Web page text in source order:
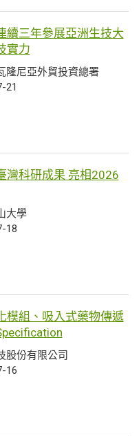
續三年參展亞洲生技大
實力
隆尼亞外貿投資總署
21
灣科研成果 亮相2026
大學
18
模組、吸入式藥物傳遞
股份有限公司
16